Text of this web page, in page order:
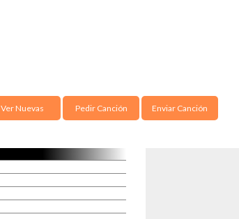
Ver Nuevas Pedir Canción Enviar Canción